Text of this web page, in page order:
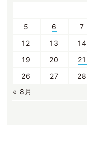
« 8月
5
6 7
12
13 14
19
20 21
26
27 28